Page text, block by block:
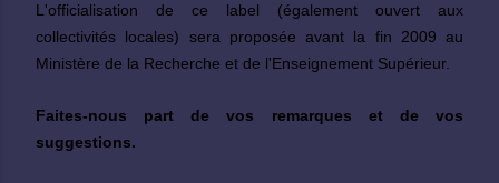
L'officialisation de ce label (également ouvert aux
collectivités locales) sera proposée avant la fin 2009 au
Ministère de la Recherche et de l'Enseignement Supérieur.
Faites-nous part de vos remarques et de vos
suggestions.